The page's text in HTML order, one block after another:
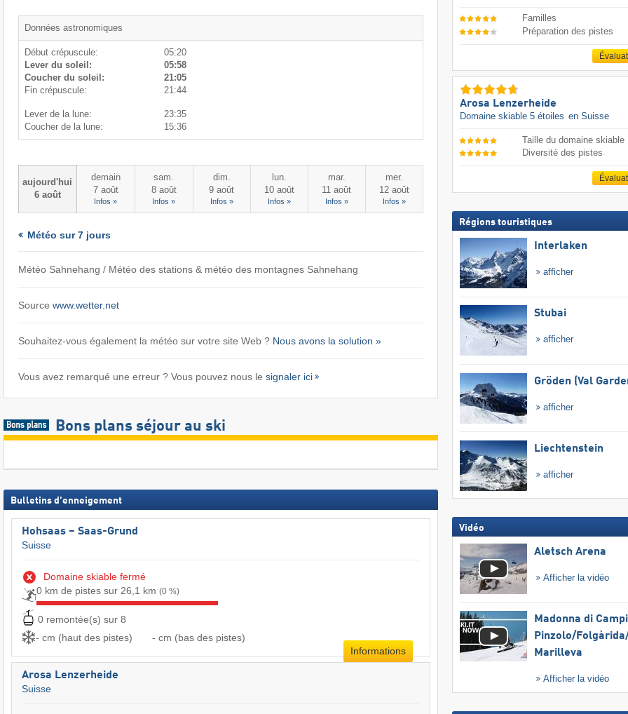
Données astronomiques
Début crépuscule:
Lever du soleil:
Coucher du soleil:
Fin crépuscule:
05:20
05:58
21:05
21:44
Lever de la lune:
Coucher de la lune:
23:35
15:36
aujourd'hui
6 août
demain
7 août
Infos »
sam.
8 août
Infos »
dim.
9 août
Infos »
lun.
10 août
Infos »
mar.
11 août
Infos »
mer.
12 août
Infos »
Météo sur 7 jours
Météo Sahnehang / Météo des stations & météo des montagnes Sahnehang
Source www.wetter.net
Souhaitez-vous également la météo sur votre site Web ? Nous avons la solution »
Vous avez remarqué une erreur ? Vous pouvez nous le signaler ici
Bons plans séjour au ski
Bulletins d'enneigement
Hohsaas – Saas-Grund
Suisse
Domaine skiable fermé
0 km de pistes sur 26,1 km (0 %)
0 remontée(s) sur 8
- cm (haut des pistes)
- cm (bas des pistes)
Informations
Arosa Lenzerheide
Suisse
Familles
Préparation des pistes
Arosa Lenzerheide
Domaine skiable 5 étoiles en Suisse
Taille du domaine skiable
Diversité des pistes
Régions touristiques
Interlaken
afficher
Stubai
afficher
Gröden (Val
afficher
Liechtenstein
afficher
Vidéo
Aletsch Arena
Afficher la vidéo
Madonna di
Pinzolo/​
Marilleva
Afficher la vidéo